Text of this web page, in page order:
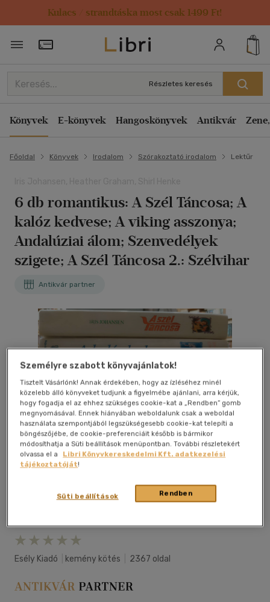
Kulacs / strandtáska most csak 1499 Ft!
Törzsvásárlói Kártya adatai
Részletes keresés
Könyvek E-könyvek Hangoskönyvek Antikvár
Főoldal Könyvek Irodalom Szórakoztató irodalom Lektűr
6 db romantikus: A Szél Táncosa; A
kalóz kedvese; A viking asszonya;
Andalúziai álom; Szenvedélyek
szigete; A Szél Táncosa 2.: Szélvihar
Antikvár partner
Esély Kiadó kemény kötés 2367 oldal
Személyre szabott könyvajánlatok!
Tisztelt Vásárlónk! Annak érdekében, hogy az ízléséhez minél
közelebb álló könyveket tudjunk a figyelmébe ajánlani, arra kérjük,
hogy fogadja el az ehhez szükséges cookie-kat a „Rendben” gomb
megnyomásával. Ennek hiányában weboldalunk csak a weboldal
használata szempontjából legszükségesebb cookie-kat telepíti a
böngészőjébe, de cookie-preferenciáit később is bármikor
módosíthatja a Süti beállítások menüpontban. További részletekért
olvassa el a
Libri Könyvkereskedelmi Kft. adatkezelési
tájékoztatóját!
Rendben
Süti beállítások